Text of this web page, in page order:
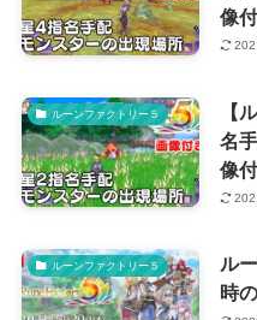
像付
ルーンファクトリー５
【
名
像付
ルーンファクトリー５
ル
時